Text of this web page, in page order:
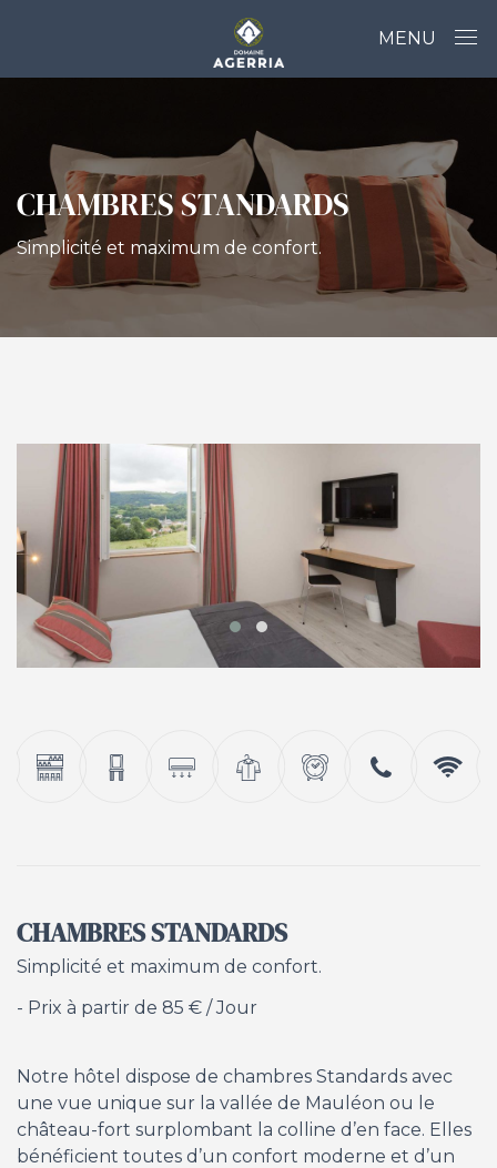
MENU
CHAMBRES STANDARDS
Simplicité et maximum de confort.
CHAMBRES STANDARDS
Simplicité et maximum de confort.
Prix à partir de 85 € / Jour
Notre hôtel dispose de chambres Standards avec
une vue unique sur la vallée de Mauléon ou le
château-fort surplombant la colline d’en face. Elles
bénéficient toutes d’un confort moderne et d’un